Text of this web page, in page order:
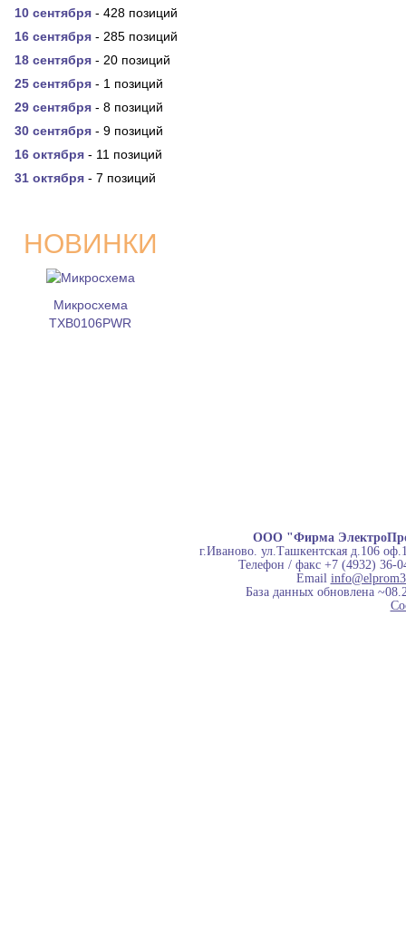
10 сентября - 428 позиций
16 сентября - 285 позиций
18 сентября - 20 позиций
25 сентября - 1 позиций
29 сентября - 8 позиций
30 сентября - 9 позиций
16 октября - 11 позиций
31 октября - 7 позиций
НОВИНКИ
Микросхема
TXB0106PWR
ООО "Фирма
г.Иваново. ул.Ташкентская д.106
Телефон / факс +7 (4932) 36-
Email
База данных обновлена